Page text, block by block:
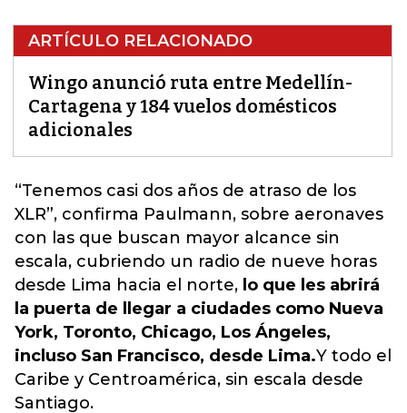
ARTÍCULO RELACIONADO
Wingo anunció ruta entre Medellín-
Cartagena y 184 vuelos domésticos
adicionales
“Tenemos casi dos años de atraso de los
XLR”, confirma Paulmann, sobre aeronaves
con las que buscan mayor alcance sin
escala, cubriendo un radio de nueve horas
desde Lima hacia el norte, lo que les abrirá
la puerta de llegar a ciudades como Nueva
York, Toronto, Chicago, Los Ángeles,
incluso San Francisco, desde Lima.Y todo el
Caribe y Centroamérica, sin escala desde
Santiago.